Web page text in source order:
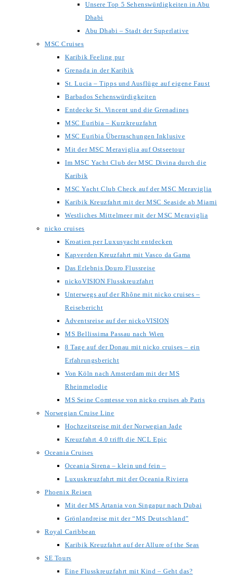
Unsere Top 5 Sehenswürdigkeiten in Abu
Dhabi
Abu Dhabi – Stadt der Superlative
MSC Cruises
Karibik Feeling pur
Grenada in der Karibik
St. Lucia – Tipps und Ausflüge auf eigene Faust
Barbados Sehenswürdigkeiten
Entdecke St. Vincent und die Grenadines
MSC Euribia – Kurzkreuzfahrt
MSC Euribia Überraschungen Inklusive
Mit der MSC Meraviglia auf Ostseetour
Im MSC Yacht Club der MSC Divina durch die
Karibik
MSC Yacht Club Check auf der MSC Meraviglia
Karibik Kreuzfahrt mit der MSC Seaside ab Miami
Westliches Mittelmeer mit der MSC Meraviglia
nicko cruises
Kroatien per Luxusyacht entdecken
Kapverden Kreuzfahrt mit Vasco da Gama
Das Erlebnis Douro Flussreise
nickoVISION Flusskreuzfahrt
Unterwegs auf der Rhône mit nicko cruises –
Reisebericht
Adventsreise auf der nickoVISION
MS Bellissima Passau nach Wien
8 Tage auf der Donau mit nicko cruises – ein
Erfahrungsbericht
Von Köln nach Amsterdam mit der MS
Rheinmelodie
MS Seine Comtesse von nicko cruises ab Paris
Norwegian Cruise Line
Hochzeitsreise mit der Norwegian Jade
Kreuzfahrt 4.0 trifft die NCL Epic
Oceania Cruises
Oceania Sirena – klein und fein –
Luxuskreuzfahrt mit der Oceania Riviera
Phoenix Reisen
Mit der MS Artania von Singapur nach Dubai
Grönlandreise mit der “MS Deutschland”
Royal Caribbean
Karibik Kreuzfahrt auf der Allure of the Seas
SE Tours
Eine Flusskreuzfahrt mit Kind – Geht das?